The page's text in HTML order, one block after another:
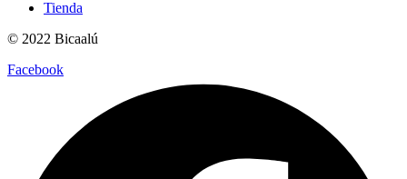
Tienda
© 2022 Bicaalú
Facebook